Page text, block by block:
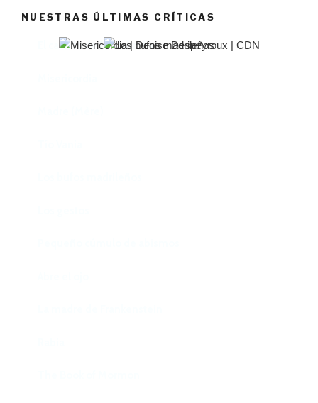
NUESTRAS ÚLTIMAS CRÍTICAS
El castillo de Lindabridis